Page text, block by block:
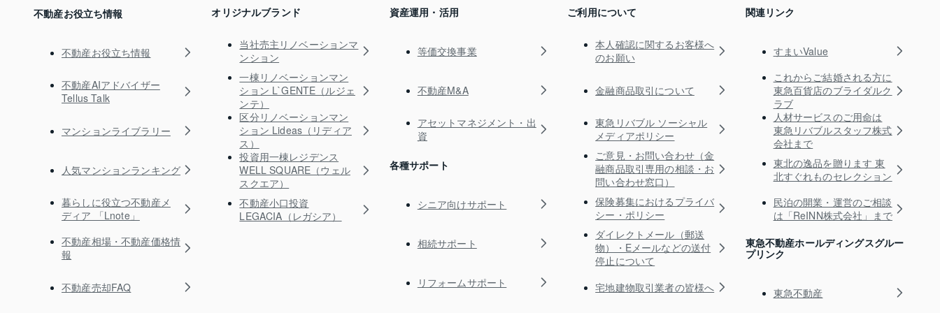
不動産お役立ち情報
不動産お役立ち情報
不動産AIアドバイザー
Tellus Talk
マンションライブラリー
人気マンションランキング
暮らしに役立つ不動産メ
ディア 「Lnote」
不動産相場・不動産価格情
報
不動産売却FAQ
オリジナルブランド
当社売主リノベーションマ
ンション
一棟リノベーションマン
ション L`GENTE（ルジェ
ンテ）
区分リノベーションマン
ション Lideas（リディア
ス）
投資用一棟レジデンス
WELL SQUARE（ウェル
スクエア）
不動産小口投資
LEGACIA（レガシア）
資産運用・活用
等価交換事業
不動産M&A
アセットマネジメント・出
資
各種サポート
シニア向けサポート
相続サポート
リフォームサポート
ご利用について
本人確認に関するお客様へ
のお願い
金融商品取引について
東急リバブル ソーシャル
メディアポリシー
ご意見・お問い合わせ（金
融商品取引専用の相談・お
問い合わせ窓口）
保険募集におけるプライバ
シー・ポリシー
ダイレクトメール（郵送
物）・Eメールなどの送付
停止について
宅地建物取引業者の皆様へ
関連リンク
すまいValue
これからご結婚される方に
東急百貨店のブライダルク
ラブ
人材サービスのご用命は
東急リバブルスタッフ株式
会社まで
東北の逸品を贈ります 東
北すぐれものセレクション
民泊の開業・運営のご相談
は「ReINN株式会社」まで
東急不動産ホールディングスグルー
プリンク
東急不動産